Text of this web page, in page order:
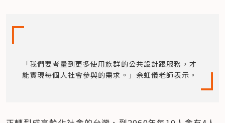
「我們要考量到更多使用族群的公共設計跟服務，才
能實現每個人社會參與的需求。」余虹儀老師表示。